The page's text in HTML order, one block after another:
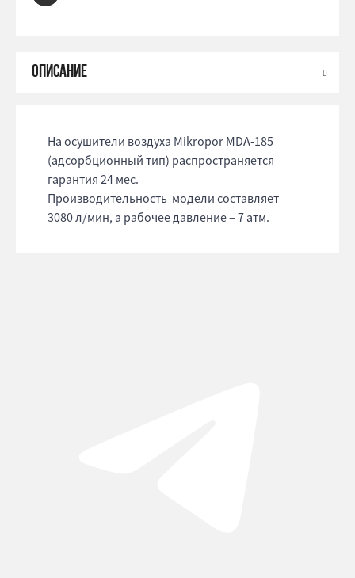
На осушители воздуха Mikropor MDA-185
(адсорбционный тип) распространяется
гарантия 24 мес.
Производительность модели составляет
3080 л/мин, а рабочее давление – 7 атм.